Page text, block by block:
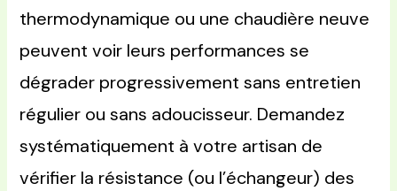
thermodynamique ou une chaudière neuve
peuvent voir leurs performances se
dégrader progressivement sans entretien
régulier ou sans adoucisseur. Demandez
systématiquement à votre artisan de
vérifier la résistance (ou l’échangeur) des